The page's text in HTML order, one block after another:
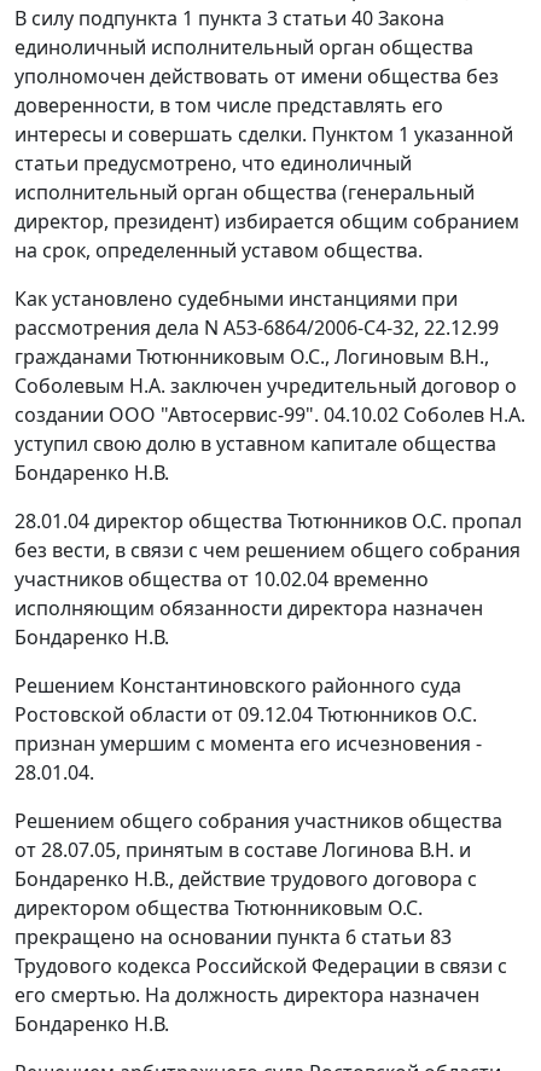
В силу подпункта 1 пункта 3 статьи 40Закона
единоличный исполнительный орган общества
уполномочен действовать от имени общества без
доверенности, в том числе представлять его
интересы и совершать сделки. Пунктом 1 указанной
статьи предусмотрено, что единоличный
исполнительный орган общества (генеральный
директор, президент) избирается общим собранием
на срок, определенный уставом общества.
Как установлено судебными инстанциями при
рассмотрения дела N А53-6864/2006-С4-32, 22.12.99
гражданами Тютюнниковым О.С., Логиновым В.Н.,
Соболевым Н.А. заключен учредительный договор о
создании ООО "Автосервис-99". 04.10.02 Соболев Н.А.
уступил свою долю в уставном капитале общества
Бондаренко Н.В.
28.01.04 директор общества Тютюнников О.С. пропал
без вести, в связи с чем решением общего собрания
участников общества от 10.02.04 временно
исполняющим обязанности директора назначен
Бондаренко Н.В.
Решением Константиновского районного суда
Ростовской области от 09.12.04 Тютюнников О.С.
признан умершим с момента его исчезновения -
28.01.04.
Решением общего собрания участников общества
от 28.07.05, принятым в составе Логинова В.Н. и
Бондаренко Н.В., действие трудового договора с
директором общества Тютюнниковым О.С.
прекращено на основании пункта 6 статьи 83
Трудового кодекса Российской Федерации в связи с
его смертью. На должность директора назначен
Бондаренко Н.В.